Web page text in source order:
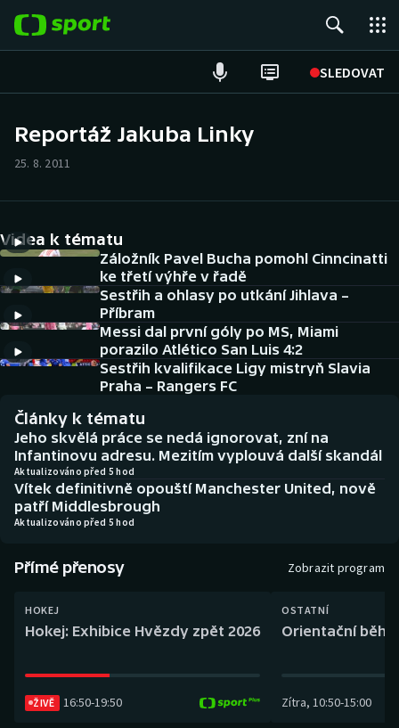
SLEDOVAT
Hokej
Tenis
Atletika
Cyklistika
DALŠÍ SPORTY
Americký fotbal
Baseball a softbal
Basketbal
Biatlon
Curling
Florbal
NEPŘEHLÉDNĚTE
Soutěže
Historické návraty
Aplikace ČT sport
Reportáž Jakuba Linky
25. 8. 2011
Videa k tématu
Záložník Pavel Bucha pomohl Cinncinatti
ke třetí výhře v řadě
Sestřih a ohlasy po utkání Jihlava –
Příbram
Messi dal první góly po MS, Miami
porazilo Atlético San Luis 4:2
Sestřih kvalifikace Ligy mistryň Slavia
Praha – Rangers FC
Články k tématu
Jeho skvělá práce se nedá ignorovat, zní na
Infantinovu adresu. Mezitím vyplouvá další skandál
Aktualizováno před 5 hod
Vítek definitivně opouští Manchester United, nově
patří Middlesbrough
Aktualizováno před 5 hod
Přímé přenosy Zobrazit program
HOKEJ
Hokej: Exhibice Hvězdy zpět 2026
ŽIVĚ 16:50-19:50
OSTATNÍ
Orientační běh:
Zítra, 10:50-15:00